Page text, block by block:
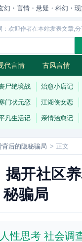
幻・言情・悬疑・科幻・
：欢迎作者在本站发表文章,
代言情 古风言情
连载
尸绝境战 治愈小店记
门状元恋 江湖侠女恋
凡生活记 亲情治愈记
后的隐秘骗局 > 正文
揭开社区
秘骗局
人性思考 社会调